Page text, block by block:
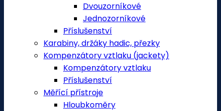
Dvouzorníkové
Jednozorníkové
Příslušenství
Karabiny, držáky hadic, přezky
Kompenzátory vztlaku (jackety)
Kompenzátory vztlaku
Příslušenství
Měřící přístroje
Hloubkoměry